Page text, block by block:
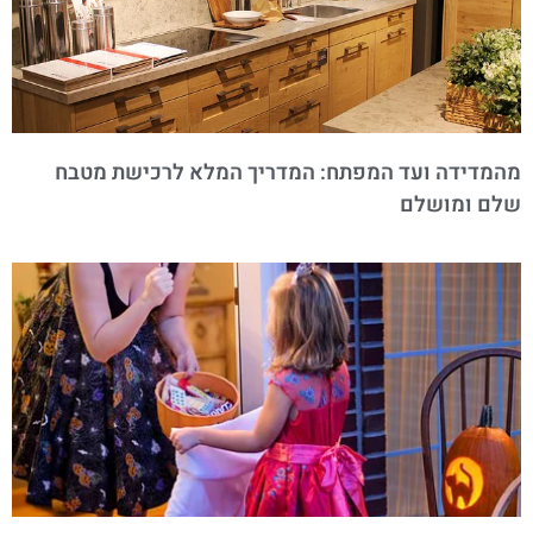
מהמדידה ועד המפתח: המדריך המלא לרכישת מטבח
שלם ומושלם